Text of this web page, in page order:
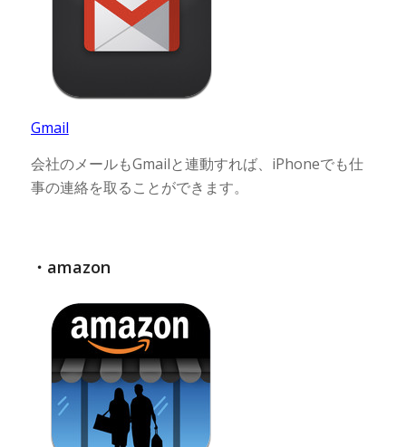
Gmail
会社のメールもGmailと連動すれば、iPhoneでも仕
事の連絡を取ることができます。
・amazon